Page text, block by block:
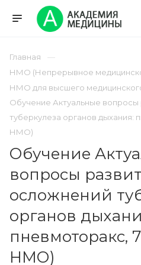
Главная
НМО (Непрерывное
НМО для высшего
Обучение Актуальные вопросы
туберкулеза органов дыхания:
НМО)
Обучение
вопросы
осложнений
органов
пневмоторакс,
НМО)